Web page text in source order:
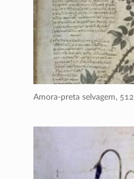
Amora-preta selvagem, 512